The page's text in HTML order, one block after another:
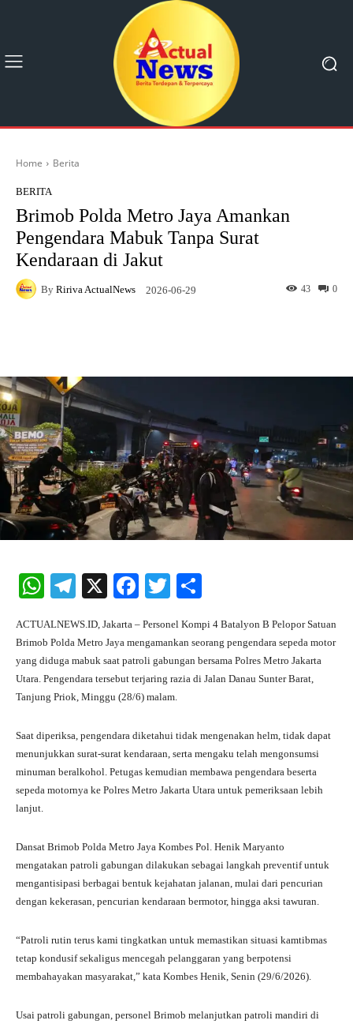
Home Berita
BERITA
Brimob Polda Metro Jaya Amankan
Pengendara Mabuk Tanpa Surat
Kendaraan di Jakut
By Ririva ActualNews 2026-06-29 0
43
W
ts
A
pp
Te
gr
a
m
X
Fa
bo
ok
T
tte
r
re
ACTUALNEWS.ID, Jakarta – Personel Kompi 4 Batalyon B Pelopor Satuan
Brimob Polda Metro Jaya mengamankan seorang pengendara sepeda motor
yang diduga mabuk saat patroli gabungan bersama Polres Metro Jakarta
Utara. Pengendara tersebut terjaring razia di Jalan Danau Sunter Barat,
Tanjung Priok, Minggu (28/6) malam.
Saat diperiksa, pengendara diketahui tidak mengenakan helm, tidak dapat
menunjukkan surat-surat kendaraan, serta mengaku telah mengonsumsi
minuman beralkohol. Petugas kemudian membawa pengendara beserta
sepeda motornya ke Polres Metro Jakarta Utara untuk pemeriksaan lebih
lanjut.
Dansat Brimob Polda Metro Jaya Kombes Pol. Henik Maryanto
mengatakan patroli gabungan dilakukan sebagai langkah preventif untuk
mengantisipasi berbagai bentuk kejahatan jalanan, mulai dari pencurian
dengan kekerasan, pencurian kendaraan bermotor, hingga aksi tawuran.
“Patroli rutin terus kami tingkatkan untuk memastikan situasi kamtibmas
tetap kondusif sekaligus mencegah pelanggaran yang berpotensi
membahayakan masyarakat,” kata Kombes Henik, Senin (29/6/2026).
Usai patroli gabungan, personel Brimob melanjutkan patroli mandiri di